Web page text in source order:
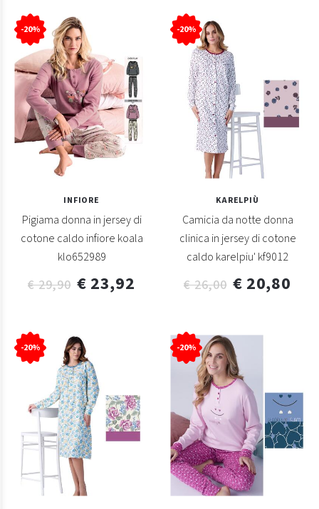
-20%
INFIORE
Pigiama donna in jersey di
cotone caldo infiore koala
klo652989
€ 29,90 € 23,92
-20%
KARELPIÙ
Camicia da notte donna
clinica in jersey di cotone
caldo karelpiu' kf9012
€ 26,00 € 20,80
-20% -20%